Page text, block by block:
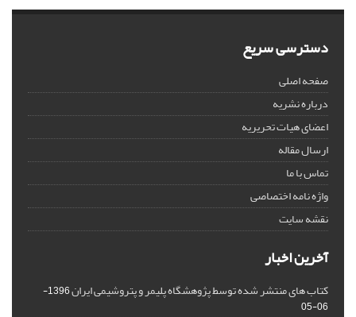
دسترسی سریع
صفحه اصلی
درباره نشریه
اعضای هیات تحریریه
ارسال مقاله
تماس با ما
واژه نامه اختصاصی
نقشه سایت
آخرین اخبار
کتاب های منتشر شده توسط پژوهشگاه پلیمر و پتروشیمی ایران
1396-
06-05